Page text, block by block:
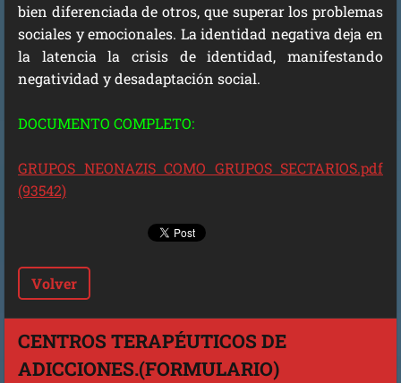
bien diferenciada de otros, que superar los problemas
sociales y emocionales. La identidad negativa deja en
la latencia la crisis de identidad, manifestando
negatividad y desadaptación social.
DOCUMENTO COMPLETO:
GRUPOS NEONAZIS COMO GRUPOS SECTARIOS.pdf
(93542)
Volver
CENTROS TERAPÉUTICOS DE
ADICCIONES.(FORMULARIO)